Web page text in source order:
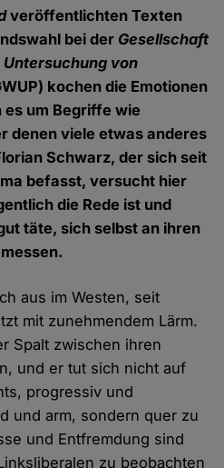
veröffentlichten Texten
bei der Gesellschaft
von
kochen die Emotionen
um Begriffe wie
denen viele etwas anderes
Schwarz, der sich seit
befasst, versucht hier
die Rede ist und
täte, sich selbst an ihren
aus im Westen, seit
mit zunehmendem Lärm.
Spalt zwischen ihren
und er tut sich nicht auf
progressiv und
und arm, sondern quer zu
und Entfremdung sind
zu beobachten